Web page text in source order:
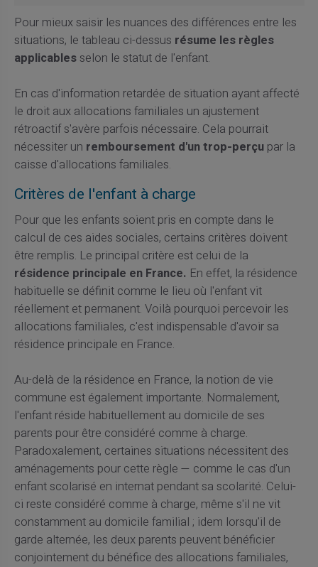
Pour mieux saisir les nuances des différences entre les
situations, le tableau ci-dessus résume les règles
applicablesselon le statut de l'enfant.
En cas d'information retardée de situation ayant affecté
le droit aux allocations familiales un ajustement
rétroactif s'avère parfois nécessaire. Cela pourrait
nécessiter un remboursement d'un trop-perçupar la
caisse d'allocations familiales.
Critères de l'enfant à charge
Pour que les enfants soient pris en compte dans le
calcul de ces aides sociales, certains critères doivent
être remplis. Le principal critère est celui de la
résidence principale en France. En effet, la résidence
habituelle se définit comme le lieu où l'enfant vit
réellement et permanent. Voilà pourquoi percevoir les
allocations familiales, c'est indispensable d'avoir sa
résidence principale en France.
Au-delà de la résidence en France, la notion de vie
commune est également importante. Normalement,
l'enfant réside habituellement au domicile de ses
parents pour être considéré comme à charge.
Paradoxalement, certaines situations nécessitent des
aménagements pour cette règle — comme le cas d'un
enfant scolarisé en internat pendant sa scolarité. Celui-
ci reste considéré comme à charge, même s'il ne vit
constamment au domicile familial ; idem lorsqu'il de
garde alternée, les deux parents peuvent bénéficier
conjointement du bénéfice des allocations familiales,